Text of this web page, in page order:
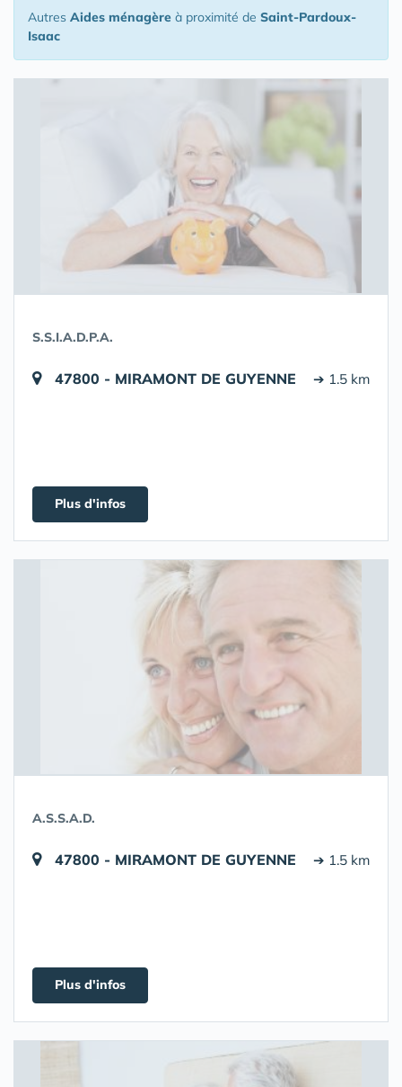
Autres Aides ménagère à proximité de Saint-Pardoux-
Isaac
S.S.I.A.D.P.A.
47800 - MIRAMONT DE GUYENNE ➔ 1.5 km
Plus d'infos
A.S.S.A.D.
47800 - MIRAMONT DE GUYENNE ➔ 1.5 km
Plus d'infos